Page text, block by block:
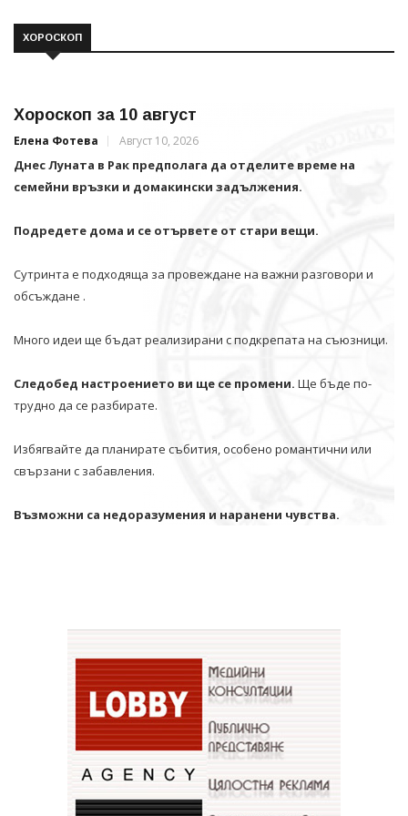
ХОРОСКОП
Хороскоп за 10 август
Елена Фотева Август 10, 2026
Днес Луната в Рак предполага да отделите време на
семейни връзки и домакински задължения.
Подредете дома и се отървете от стари вещи.
Сутринта е подходяща за провеждане на важни разговори и
обсъждане .
Много идеи ще бъдат реализирани с подкрепата на съюзници.
Следобед настроението ви ще се промени. Ще бъде по-
трудно да се разбирате.
Избягвайте да планирате събития, особено романтични или
свързани с забавления.
Възможни са недоразумения и наранени чувства.